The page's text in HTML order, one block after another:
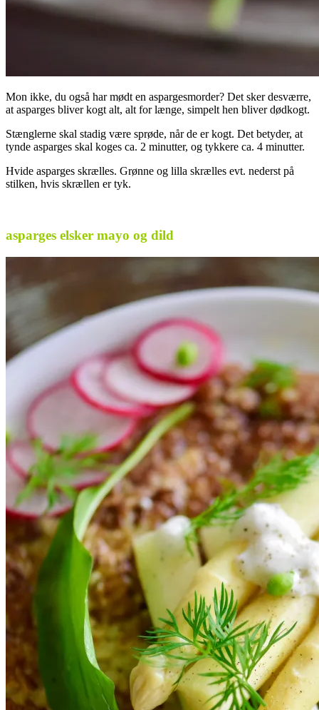
Mon ikke, du også har mødt en aspargesmorder? Det sker desværre,
at asparges bliver kogt alt, alt for længe, simpelt hen bliver dødkogt.
Stænglerne skal stadig være sprøde, når de er kogt. Det betyder, at
tynde asparges skal koges ca. 2 minutter, og tykkere ca. 4 minutter.
Hvide asparges skrælles. Grønne og lilla skrælles evt. nederst på
stilken, hvis skrællen er tyk.
asparges elsker mayo og dild